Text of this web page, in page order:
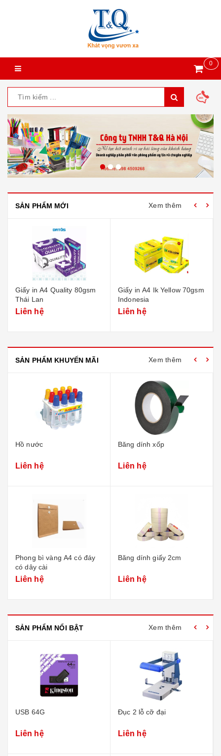
0
SẢN PHẨM MỚI Xem thêm
Giấy in A4 Quality 80gsm
Thái Lan
Liên hệ
Giấy in A4 Ik Yellow 70gsm
Indonesia
Liên hệ
SẢN PHẨM KHUYẾN MÃI Xem thêm
Hồ nước
Liên hệ
Phong bì vàng A4 có đáy
có dây cài
Liên hệ
Băng dính xốp
Liên hệ
Băng dính giấy 2cm
Liên hệ
SẢN PHẨM NỔI BẬT Xem thêm
USB 64G
Liên hệ
Đục 2 lỗ cỡ đại
Liên hệ